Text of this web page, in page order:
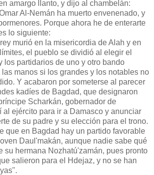
amargo llanto, y dijo al chambelán:
Al-Nemán ha muerto envenenado, y
Porque ahora he de enterarte
lo siguiente:
murió en la misericordia de Alah y en
el pueblo se dividió al elegir el
los partidarios de uno y otro bando
manos si los grandes y los notables no
Y acabaron por someterse al parecer
kadíes de Bagdad, que designaron
Scharkán, gobernador de
al ejército para ir a Damasco y anunciar
de su padre y su elección para el trono.
que en Bagdad hay un partido favorable
Daul'makán, aunque nadie sabe qué
su hermana Nozhatú'zamán, pues pronto
salieron para el Hdejaz, y no se han